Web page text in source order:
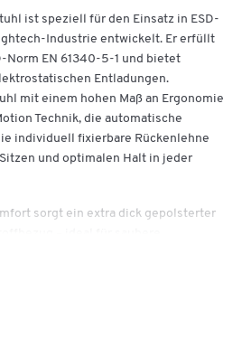
ist speziell für den Einsatz in ESD-
Industrie entwickelt. Er erfüllt
Norm EN 61340-5-1 und bietet
Entladungen.
mit einem hohen Maß an Ergonomie
Technik, die automatische
individuell fixierbare Rückenlehne
und optimalen Halt in jeder
sorgt ein extra dick gepolsterter
– ideal für saubere
Aluminium-Fußkreuz und weiche
und sichere Sitzlösung für